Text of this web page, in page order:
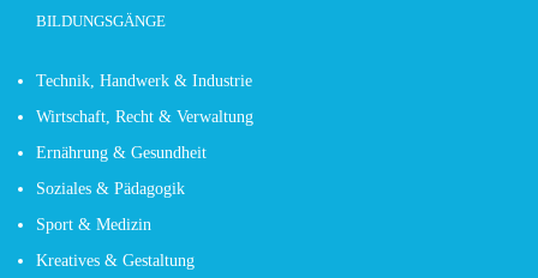
BILDUNGSGÄNGE
Technik, Handwerk & Industrie
Wirtschaft, Recht & Verwaltung
Ernährung & Gesundheit
Soziales & Pädagogik
Sport & Medizin
Kreatives & Gestaltung